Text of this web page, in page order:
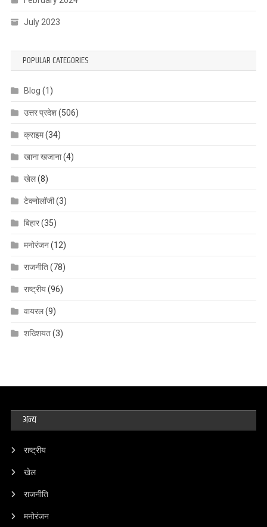
July 2023
POPULAR CATEGORIES
Blog (1)
उत्तर प्रदेश(506)
क्राइम(34)
खाना खजाना(4)
खेल(8)
टेक्नोलॉजी(3)
बिहार(35)
मनोरंजन(12)
राजनीति(78)
राष्ट्रीय(96)
वायरल(9)
शख्शियत(3)
अन्य
राष्ट्रीय
खेल
राजनीति
मनोरंजन